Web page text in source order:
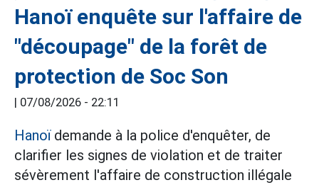
Hanoï enquête sur l'affaire de
"découpage" de la forêt de
protection de Soc Son
07/08/2026 - 22:11
Hanoïdemande à la police d'enquêter, de
clarifier les signes de violation et de traiter
sévèrement l'affaire de construction illégale